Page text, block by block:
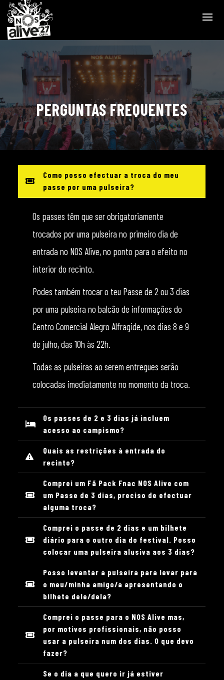
PERGUNTAS FREQUENTES
Como posso efectuar a troca do meu
passe por uma pulseira?
Os passes têm que ser obrigatoriamente
trocados por uma pulseira no primeiro dia de
entrada no NOS Alive, no ponto para o efeito no
interior do recinto.
Podes também trocar o teu Passe de 2 ou 3 dias
por uma pulseira no balcão de informações do
Centro Comercial Alegro Alfragide, nos dias 8 e 9
de julho, das 10h às 22h.
Todas as pulseiras ao serem entregues serão
colocadas imediatamente no momento da troca.
Os passes de 2 e 3 dias já incluem
acesso ao campismo?
Quais as restrições à entrada do
recinto?
Comprei um Fã Pack Fnac NOS Alive com
um Passe de 3 dias, preciso de efectuar
alguma troca?
Comprei o passe de 2 dias e um bilhete
diário para o outro dia do festival. Posso
colocar uma pulseira alusiva aos 3 dias?
Posso levantar a pulseira para levar para
o meu/minha amigo/a apresentando o
bilhete dele/dela?
Comprei o passe para o NOS Alive mas,
por motivos profissionais, não posso
usar a pulseira num dos dias. O que devo
fazer?
Se o dia a que quero ir já estiver